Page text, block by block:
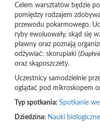
Celem warsztatów będzie
pomiędzy rodzajem
przewodu pokarmowego.
ryby ewoluowały, skąd się
pławny oraz poznają
odżywiać: skorupiaki (
oraz skąposzczety.
Uczestnicy samodzielnie
oglądać pod mikroskopem
Typ spotkania: Spotkanie
Dziedzina: Nauki biologiczne